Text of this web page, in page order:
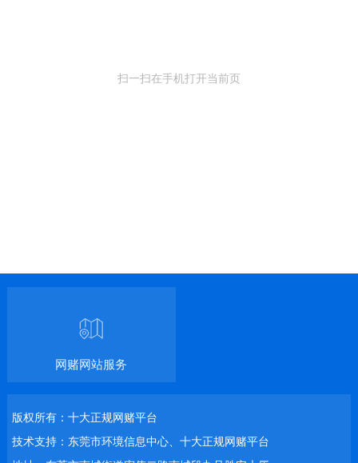
扫一扫在手机打开当前页
网赌网站服务
版权所有：十大正规网赌平台
技术支持：东莞市环境信息中心、十大正规网赌平台